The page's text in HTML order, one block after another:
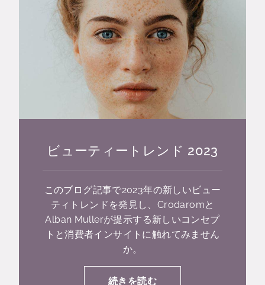
ビューティートレンド 2023
このブログ記事で2023年の新しいビュー
ティトレンドを発見し、Crodaromと
Alban Mullerが提示する新しいコンセプ
トと消費者インサイトに触れてみません
か。
続きを読む